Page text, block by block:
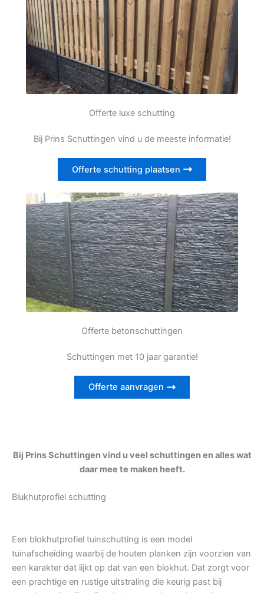
Offerte luxe schutting
Bij Prins Schuttingen vind u de meeste informatie!
Offerte schutting plaatsen
Offerte betonschuttingen
Schuttingen met 10 jaar garantie!
Offerte aanvragen
Bij Prins Schuttingen vind u veel schuttingen en alles wat
daar mee te maken heeft.
Blukhutprofiel schutting
Een blokhutprofiel tuinschutting is een model
tuinafscheiding waarbij de houten planken zijn voorzien van
een karakter dat lijkt op dat van een blokhut. Dat zorgt voor
een prachtige en rustige uitstraling die keurig past bij